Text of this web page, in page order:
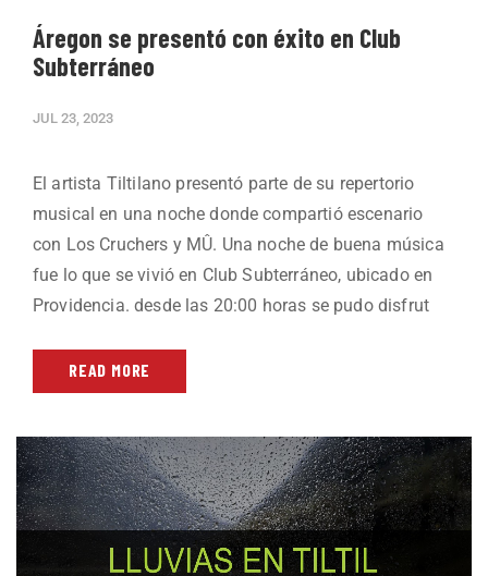
Áregon se presentó con éxito en Club
Subterráneo
JUL 23, 2023
El artista Tiltilano presentó parte de su repertorio
musical en una noche donde compartió escenario
con Los Cruchers y MÛ. Una noche de buena música
fue lo que se vivió en Club Subterráneo, ubicado en
Providencia. desde las 20:00 horas se pudo disfrut
READ MORE